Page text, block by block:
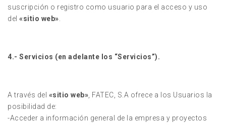
suscripción o registro como usuario para el acceso y uso
del «sitio web»
4.- Servicios (en adelante los “Servicios”).
A través del «sitio web» , FATEC, S.A ofrece a los Usuarios la
posibilidad de:
-Acceder a información general de la empresa y proyectos